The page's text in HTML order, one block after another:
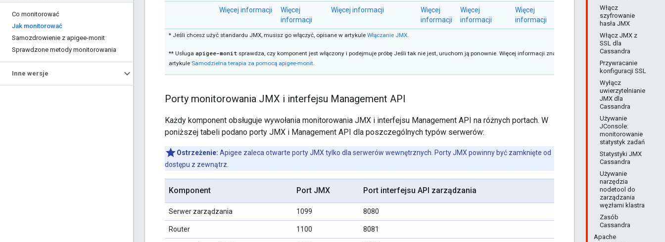
Co monitorować
Jak monitorować
Samozdrowienie z apigee-monit
Sprawdzone metody monitorowania
Inne wersje
Włącz
szyfrowanie
hasła JMX
Włącz JMX z
SSL dla
Cassandra
Przywracanie
konfiguracji SSL
Wyłącz
uwierzytelnianie
JMX dla
Cassandra
Używanie
JConsole:
monitorowanie
statystyk zadań
Statystyki JMX
Cassandra
Używanie
narzędzia
nodetool do
zarządzania
węzłami klastra
Zasób
Cassandra
Apache
Więcej informacji
Więcej
informacji
Więcej informacji
Więcej
informacji
Więcej
informacji
Więcej
informacji
* Jeśli chcesz użyć standardu JMX, musisz go włączyć, opisane w artykule Włączanie JMX.
** Usługa apigee-monit sprawdza, czy komponent jest włączony i podejmuje próbę Jeśli tak nie jest, uruchom ją ponownie. Więcej informacji znajdziesz w
artykule Samodzielna terapia za pomocą apigee-monit.
Porty monitorowania JMX i interfejsu Management API
Każdy komponent obsługuje wywołania monitorowania JMX i interfejsu Management API na różnych portach. W
poniższej tabeli podano porty JMX i Management API dla poszczególnych typów serwerów:
Ostrzeżenie: Apigee zaleca otwarte porty JMX tylko dla serwerów wewnętrznych. Porty JMX powinny być zamknięte od
dostępu z zewnątrz.
Komponent Port JMX Port interfejsu API zarządzania
Serwer zarządzania 1099 8080
Router 1100 8081